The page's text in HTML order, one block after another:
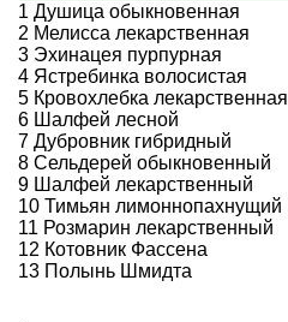
1 Душица обыкновенная
2 Мелисса лекарственная
3 Эхинацея пурпурная
4 Ястребинка волосистая
5 Кровохлебка лекарственная
6 Шалфей лесной
7 Дубровник гибридный
8 Сельдерей обыкновенный
9 Шалфей лекарственный
10 Тимьян лимоннопахнущий
11 Розмарин лекарственный
12 Котовник Фассена
13 Полынь Шмидта